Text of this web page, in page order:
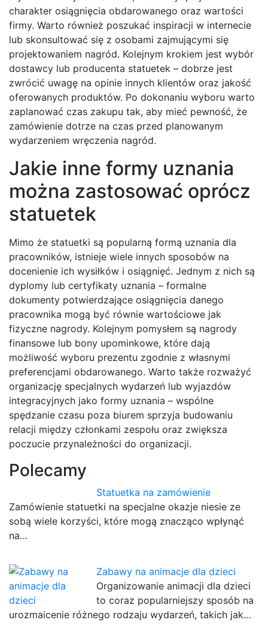
charakter osiągnięcia obdarowanego oraz wartości
firmy. Warto również poszukać inspiracji w internecie
lub skonsultować się z osobami zajmującymi się
projektowaniem nagród. Kolejnym krokiem jest wybór
dostawcy lub producenta statuetek – dobrze jest
zwrócić uwagę na opinie innych klientów oraz jakość
oferowanych produktów. Po dokonaniu wyboru warto
zaplanować czas zakupu tak, aby mieć pewność, że
zamówienie dotrze na czas przed planowanym
wydarzeniem wręczenia nagród.
Jakie inne formy uznania
można zastosować oprócz
statuetek
Mimo że statuetki są popularną formą uznania dla
pracowników, istnieje wiele innych sposobów na
docenienie ich wysiłków i osiągnięć. Jednym z nich są
dyplomy lub certyfikaty uznania – formalne
dokumenty potwierdzające osiągnięcia danego
pracownika mogą być równie wartościowe jak
fizyczne nagrody. Kolejnym pomysłem są nagrody
finansowe lub bony upominkowe, które dają
możliwość wyboru prezentu zgodnie z własnymi
preferencjami obdarowanego. Warto także rozważyć
organizację specjalnych wydarzeń lub wyjazdów
integracyjnych jako formy uznania – wspólne
spędzanie czasu poza biurem sprzyja budowaniu
relacji między członkami zespołu oraz zwiększa
poczucie przynależności do organizacji.
Polecamy
Statuetka na zamówienie
Zamówienie statuetki na specjalne okazje niesie ze
sobą wiele korzyści, które mogą znacząco wpłynąć
na…
Zabawy na animacje dla dzieci
Organizowanie animacji dla dzieci
to coraz popularniejszy sposób na
urozmaicenie różnego rodzaju wydarzeń, takich jak…